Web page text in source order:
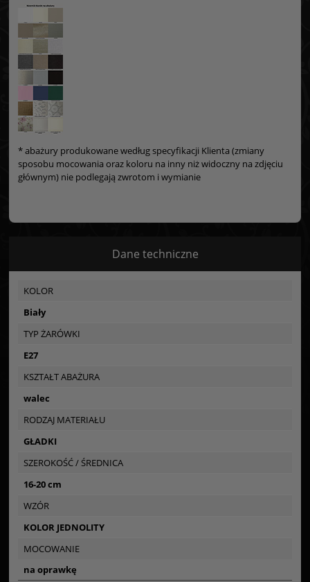
* abażury produkowane według specyfikacji Klienta (zmiany
sposobu mocowania oraz koloru na inny niż widoczny na zdjęciu
głównym) nie podlegają zwrotom i wymianie
Dane techniczne
KOLOR
Biały
TYP ŻARÓWKI
E27
KSZTAŁT ABAŻURA
walec
RODZAJ MATERIAŁU
GŁADKI
SZEROKOŚĆ / ŚREDNICA
16-20 cm
WZÓR
KOLOR JEDNOLITY
MOCOWANIE
na oprawkę